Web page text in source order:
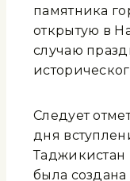
памятника
открытую в
случаю
Следует
дня
была